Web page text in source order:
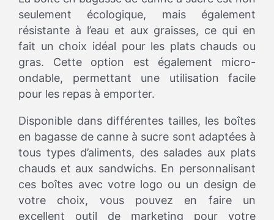
seulement écologique, mais également
résistante à l’eau et aux graisses, ce qui en
fait un choix idéal pour les plats chauds ou
gras. Cette option est également micro-
ondable, permettant une utilisation facile
pour les repas à emporter.
Disponible dans différentes tailles, les boîtes
en bagasse de canne à sucre sont adaptées à
tous types d’aliments, des salades aux plats
chauds et aux sandwichs. En personnalisant
ces boîtes avec votre logo ou un design de
votre choix, vous pouvez en faire un
excellent outil de marketing pour votre